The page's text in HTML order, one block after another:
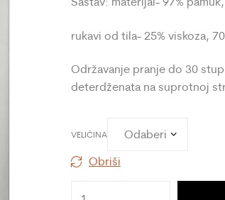
rukavi od tila- 25% viskoza,
Održavanje pranje do 30
deterdženata na suprotnoj
VELIČINA
Obriši